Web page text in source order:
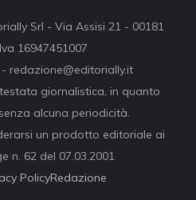
Srl - Via Assisi 21 - 00181
16947451007
redazione@editorially.it
giornalistica, in quanto
alcuna periodicità.
un prodotto editoriale ai
n. 62 del 07.03.2001
PolicyRedazione